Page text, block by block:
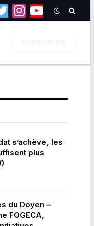
TwitterInstagramYouTube
s’achève, les
plus
du Doyen –
FOGECA,